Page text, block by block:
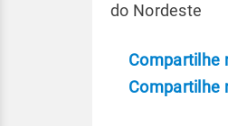
do Nordeste
Compartilhe
Compartilhe